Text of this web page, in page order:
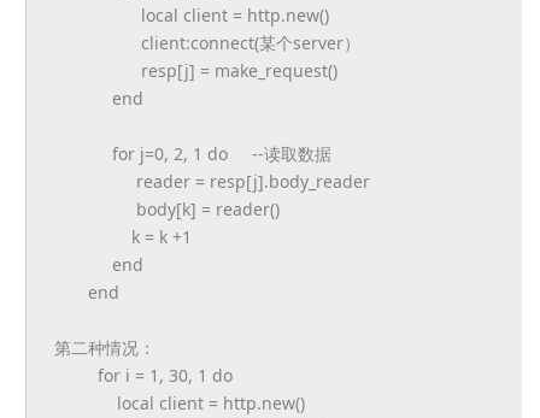
local client = http.new()
client:connect(某个server）
resp[j] = make_request()
end
for j=0, 2, 1 do --读取数据
reader = resp[j].body_reader
body[k] = reader()
k = k +1
end
end
第二种情况：
for i = 1, 30, 1 do
local client = http.new()